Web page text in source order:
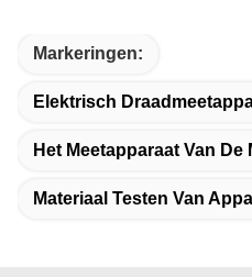
Markeringen:
Elektrisch
Het Meetapparaat Van De
Materiaal Testen Van